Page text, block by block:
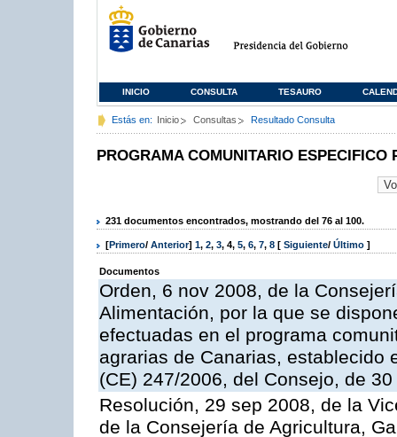
INICIO CONSULTA TESAURO
Estás en: Inicio Consultas Resultado Consulta
PROGRAMA COMUNITARIO ESPECIFICO
231 documentos encontrados, mostrando del 76 al 100.
[Primero/ Anterior] 1, 2, 3, 4, 5, 6, 7, 8 [ Siguiente/ Último ]
Documentos
Orden, 6 nov 2008, de la
Alimentación, por la que se
efectuadas en el programa
agrarias de Canarias, establecido
(CE) 247/2006, del Consejo, de
Resolución, 29 sep 2008, de la
de la Consejería de Agricultura,